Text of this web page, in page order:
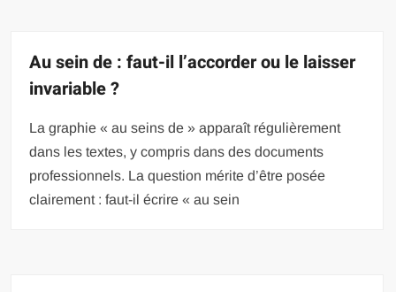
Au sein de : faut-il l’accorder ou le laisser
invariable ?
La graphie « au seins de » apparaît régulièrement
dans les textes, y compris dans des documents
professionnels. La question mérite d’être posée
clairement : faut-il écrire « au sein